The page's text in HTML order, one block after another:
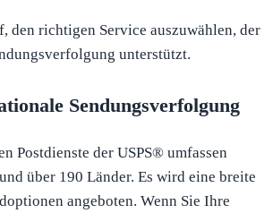
den richtigen Service auszuwählen, der
unterstützt.
Sendungsverfolgung
Postdienste der USPS® umfassen
über 190 Länder. Es wird eine breite
angeboten. Wenn Sie Ihre